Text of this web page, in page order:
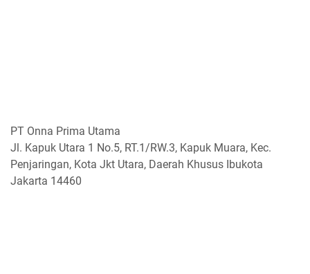
PT Onna Prima Utama
Jl. Kapuk Utara 1 No.5, RT.1/RW.3, Kapuk Muara, Kec.
Penjaringan, Kota Jkt Utara, Daerah Khusus Ibukota
Jakarta 14460